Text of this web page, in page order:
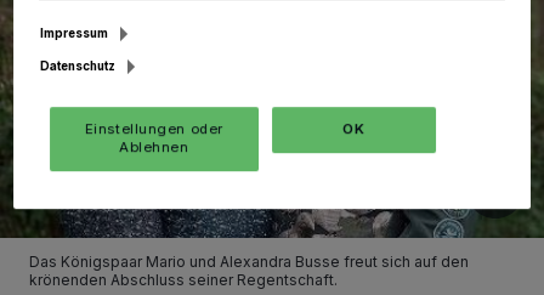
Das Königspaar Mario und Alexandra Busse freut sich auf den
krönenden Abschluss seiner Regentschaft.
Impressum
Datenschutz
Einstellungen oder
Ablehnen
OK